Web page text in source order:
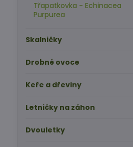
Třapatkovka - Echinacea
Purpurea
Skalničky
Drobné ovoce
Keře a dřeviny
Letničky na záhon
Dvouletky